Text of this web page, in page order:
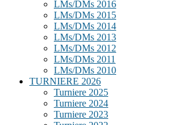
LMs/DMs 2016
LMs/DMs 2015
LMs/DMs 2014
LMs/DMs 2013
LMs/DMs 2012
LMs/DMs 2011
LMs/DMs 2010
TURNIERE 2026
Turniere 2025
Turniere 2024
Turniere 2023